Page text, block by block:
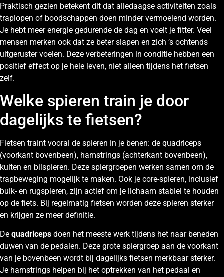
Praktisch gezien betekent dit dat alledaagse activiteiten zoals
traplopen of boodschappen doen minder vermoeiend worden.
Je hebt meer energie gedurende de dag en voelt je fitter. Veel
mensen merken ook dat ze beter slapen en zich ’s ochtends
uitgeruster voelen. Deze verbeteringen in conditie hebben een
positief effect op je hele leven, niet alleen tijdens het fietsen
zelf.
Welke spieren train je door
dagelijks te fietsen?
Fietsen traint vooral de spieren in je benen: de quadriceps
(voorkant bovenbeen), hamstrings (achterkant bovenbeen),
kuiten en bilspieren. Deze spiergroepen werken samen om de
trapbeweging mogelijk te maken. Ook je core-spieren, inclusief
buik- en rugspieren, zijn actief om je lichaam stabiel te houden
op de fiets. Bij regelmatig fietsen worden deze spieren sterker
en krijgen ze meer definitie.
De quadriceps doen het meeste werk tijdens het naar beneden
duwen van de pedalen. Deze grote spiergroep aan de voorkant
van je bovenbeen wordt bij dagelijks fietsen merkbaar sterker.
Je hamstrings helpen bij het optrekken van het pedaal en